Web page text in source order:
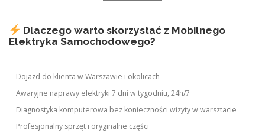
Dlaczego warto skorzystać z Mobilnego
Elektryka Samochodowego?
Dojazd do klienta w Warszawie i okolicach
Awaryjne naprawy elektryki 7 dni w tygodniu, 24h/7
Diagnostyka komputerowa bez konieczności wizyty w warsztacie
Profesjonalny sprzęt i oryginalne części